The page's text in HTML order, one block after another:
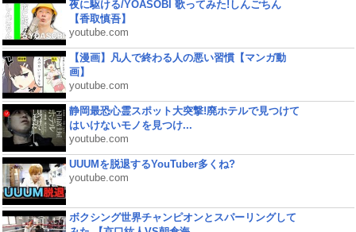
夜に駆ける/YOASOBI 歌ってみた!しんごちん
【香取慎吾】
youtube.com
【漫画】凡人で終わる人の悪い習慣【マンガ動
画】
youtube.com
静岡最恐心霊スポット大突撃!廃ホテルで見つけて
はいけないモノを見つけ...
youtube.com
UUUMを脱退するYouTuber多くね?
youtube.com
ボクシング世界チャンピオンとスパーリングして